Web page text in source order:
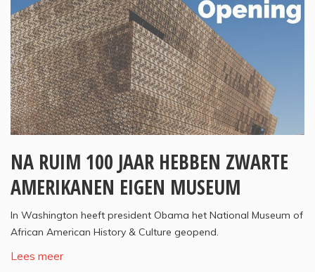
NA RUIM 100 JAAR HEBBEN ZWARTE
AMERIKANEN EIGEN MUSEUM
In Washington heeft president Obama het National Museum of
African American History & Culture geopend.
Lees meer